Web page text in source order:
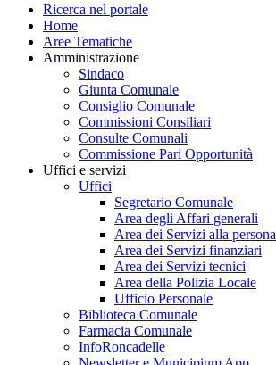
Ricerca nel portale
Home
Aree Tematiche
Amministrazione
Sindaco
Giunta Comunale
Consiglio Comunale
Commissioni Consiliari
Consulte Comunali
Commissione Pari Opportunità
Uffici e servizi
Uffici
Segretario Comunale
Area degli Affari generali
Area dei Servizi alla persona
Area dei Servizi finanziari
Area dei Servizi tecnici
Area della Polizia Locale
Ufficio Personale
Biblioteca Comunale
Farmacia Comunale
InfoRoncadelle